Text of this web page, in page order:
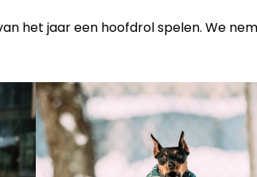
het jaar een hoofdrol spelen. We